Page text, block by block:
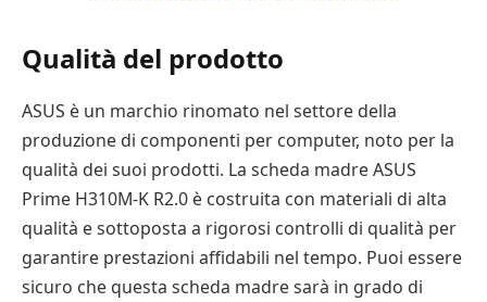
Qualità del prodotto
ASUS è un marchio rinomato nel settore della
produzione di componenti per computer, noto per la
qualità dei suoi prodotti. La scheda madre ASUS
Prime H310M-K R2.0 è costruita con materiali di alta
qualità e sottoposta a rigorosi controlli di qualità per
garantire prestazioni affidabili nel tempo. Puoi essere
sicuro che questa scheda madre sarà in grado di